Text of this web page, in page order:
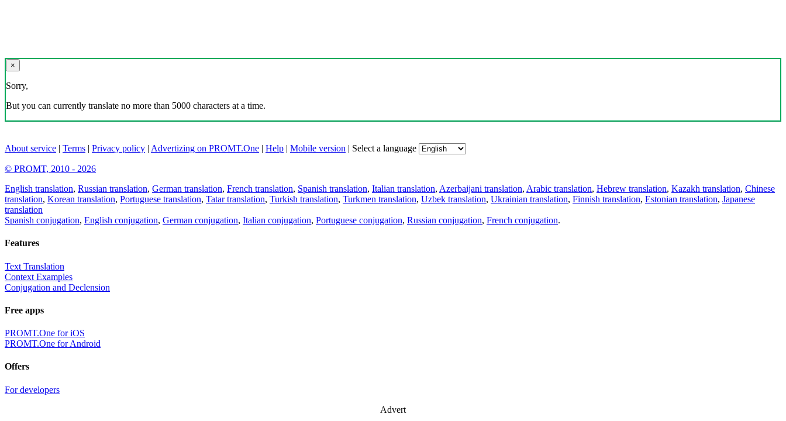
×
Sorry,
But you can currently translate no more than 5000 characters at a time.
About service | Terms | Privacy policy | Advertizing on PROMT.One | Help | Mobile version | Select a language
© PROMT, 2010 - 2026
English translation, Russian translation, German translation, French translation, Spanish translation, Italian translation, Azerbaijani translation, Arabic translation, Hebrew translation, Kazakh translation, Chinese
translation, Korean translation, Portuguese translation, Tatar translation, Turkish translation, Turkmen translation, Uzbek translation, Ukrainian translation, Finnish translation, Estonian translation, Japanese
translation
Spanish conjugation, English conjugation, German conjugation, Italian conjugation, Portuguese conjugation, Russian conjugation, French conjugation.
Features
Text Translation
Context Examples
Conjugation and Declension
Free apps
PROMT.One for iOS
PROMT.One for Android
Offers
For developers
Advert